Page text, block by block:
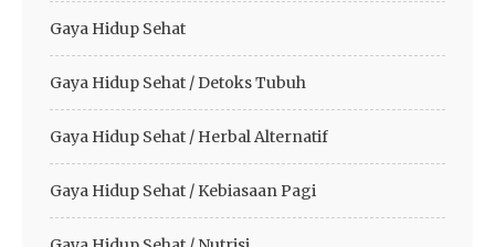
Gaya Hidup Sehat
Gaya Hidup Sehat / Detoks Tubuh
Gaya Hidup Sehat / Herbal Alternatif
Gaya Hidup Sehat / Kebiasaan Pagi